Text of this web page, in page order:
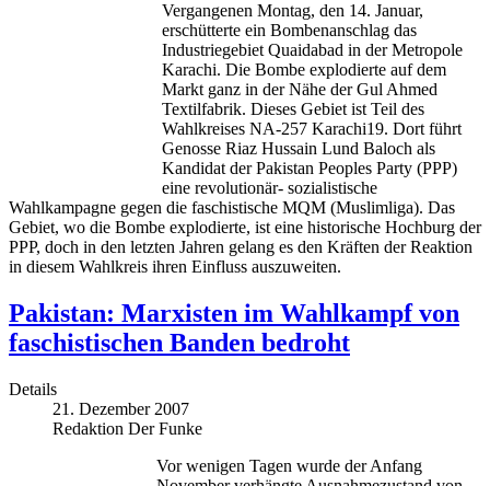
Vergangenen Montag, den 14. Januar,
erschütterte ein Bombenanschlag das
Industriegebiet Quaidabad in der Metropole
Karachi. Die Bombe explodierte auf dem
Markt ganz in der Nähe der Gul Ahmed
Textilfabrik. Dieses Gebiet ist Teil des
Wahlkreises NA-257 Karachi19. Dort führt
Genosse Riaz Hussain Lund Baloch als
Kandidat der Pakistan Peoples Party (PPP)
eine revolutionär- sozialistische
Wahlkampagne gegen die faschistische MQM (Muslimliga). Das
Gebiet, wo die Bombe explodierte, ist eine historische Hochburg der
PPP, doch in den letzten Jahren gelang es den Kräften der Reaktion
in diesem Wahlkreis ihren Einfluss auszuweiten.
Pakistan: Marxisten im Wahlkampf von
faschistischen Banden bedroht
Details
21. Dezember 2007
Redaktion Der Funke
Vor wenigen Tagen wurde der Anfang